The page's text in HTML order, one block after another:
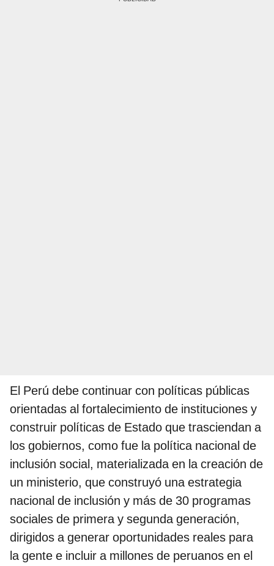
El Perú debe continuar con políticas públicas
orientadas al fortalecimiento de instituciones y
construir políticas de Estado que trasciendan a
los gobiernos, como fue la política nacional de
inclusión social, materializada en la creación de
un ministerio, que construyó una estrategia
nacional de inclusión y más de 30 programas
sociales de primera y segunda generación,
dirigidos a generar oportunidades reales para
la gente e incluir a millones de peruanos en el